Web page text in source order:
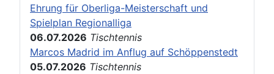
Ehrung für Oberliga-Meisterschaft und
Spielplan Regionalliga
06.07.2026 Tischtennis
Marcos Madrid im Anflug auf Schöppenstedt
05.07.2026 Tischtennis